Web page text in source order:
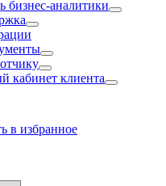
бизнес-аналитики
кабинет клиента
в избранное